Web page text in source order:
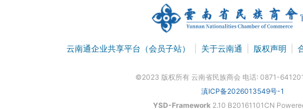
云南通企业共享平台（会员子站） 关于云南通 版权声明
©2023 版权所有 云南省民族商会 电话: 0871-
滇ICP备2026013549号-1
YSD-Framework2.10 B20161101CN